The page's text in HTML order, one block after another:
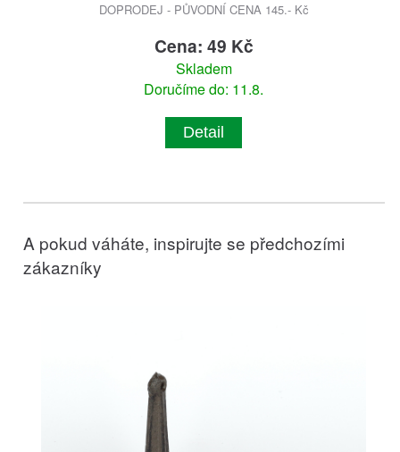
DOPRODEJ - PŮVODNÍ CENA 145.- Kč
Cena: 49 Kč
Skladem
Doručíme do: 11.8.
Detail
A pokud váháte, inspirujte se předchozími
zákazníky